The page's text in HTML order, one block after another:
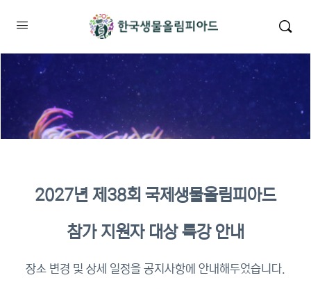
2027년 제38회 국제생물올림피아드
참가 지원자 대상 특강 안내
장소 변경 및 상세 일정을 공지사항에 안내해두었습니다.